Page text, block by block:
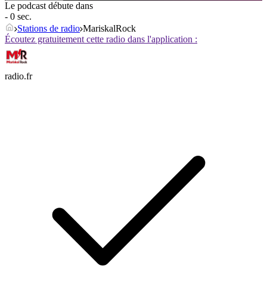
Le podcast débute dans
- 0 sec.
Stations de radio MariskalRock
Écoutez gratuitement cette radio dans l'application :
radio.fr